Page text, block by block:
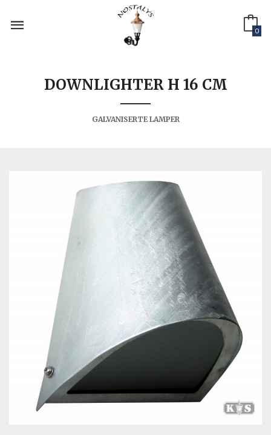
innholdet
0
DOWNLIGHTER H 16 CM
GALVANISERTE LAMPER